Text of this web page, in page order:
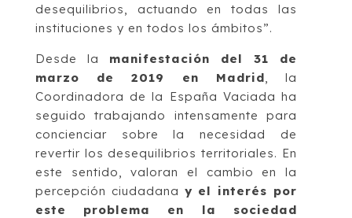
desequilibrios, actuando en todas las
instituciones y en todos los ámbitos”.
Desde la manifestación del 31 de
marzo de 2019 en Madrid , la
Coordinadora de la España Vaciada ha
seguido trabajando intensamente para
concienciar sobre la necesidad de
revertir los desequilibrios territoriales. En
este sentido, valoran el cambio en la
percepción ciudadana y el interés por
este problema en la sociedad